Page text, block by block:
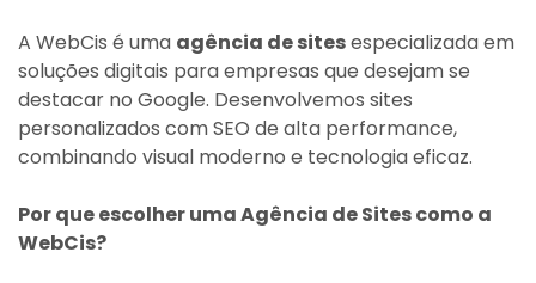
A WebCis é uma agência de sitesespecializada em
soluções digitais para empresas que desejam se
destacar no Google. Desenvolvemos sites
personalizados com SEO de alta performance,
combinando visual moderno e tecnologia eficaz.
Por que escolher uma Agência de Sites como a
WebCis?